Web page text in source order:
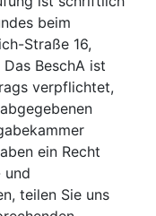
beim
Straße 16,
BeschA ist
verpflichtet,
ein Recht
und
teilen Sie uns